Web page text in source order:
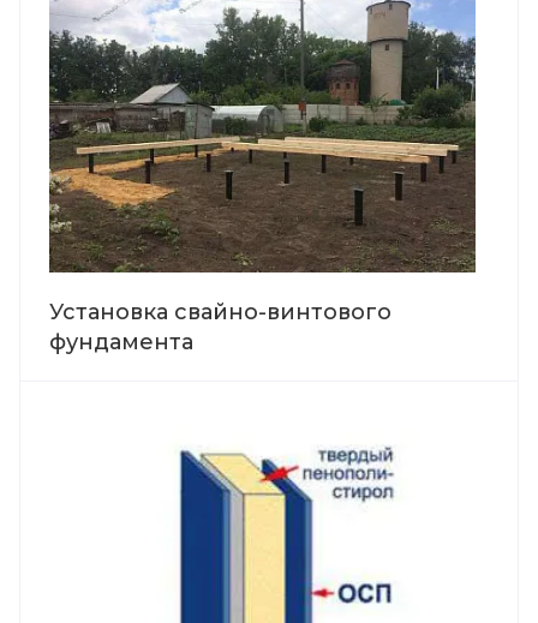
Установка свайно-винтового
фундамента